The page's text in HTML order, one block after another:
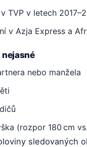
TVP v letech
v Azja Express a
nejasné
nebo manžela
(rozpor 180 cm
sledovaných